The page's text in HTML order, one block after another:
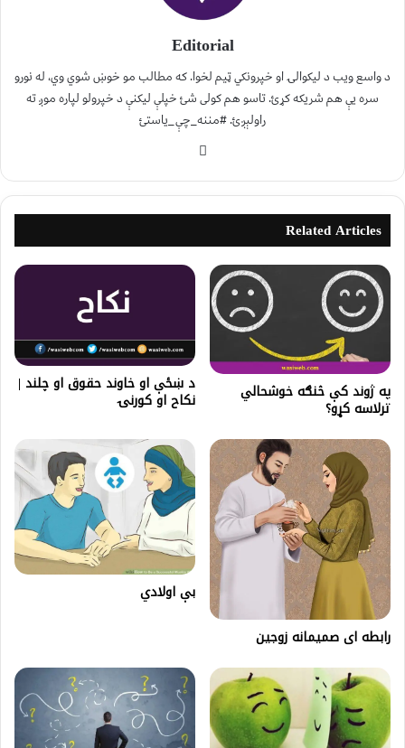
Editorial
د واسع ویب د لیکوالۍ او خپرونکي ټیم لخوا. که مطالب مو خوښ شوي وي، له نورو
سره یې هم شریکه کړئ. تاسو هم کولی شئ خپلې لیکنې د خپرولو لپاره موږ ته
راولېږئ. #مننه_چې_یاستئ
Related Articles
په ژوند کې څنګه خوشحالي
ترلاسه کړو؟
د ښځې او خاوند حقوق او چلند |
نکاح او کورنۍ
رابطه ای صمیمانه زوجین
بې اولادي‬